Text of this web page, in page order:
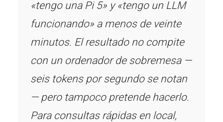
«tengo una Pi 5» y «tengo un LLM
funcionando» a menos de veinte
minutos. El resultado no compite
con un ordenador de sobremesa —
seis tokens por segundo se notan
— pero tampoco pretende hacerlo.
Para consultas rápidas en local,